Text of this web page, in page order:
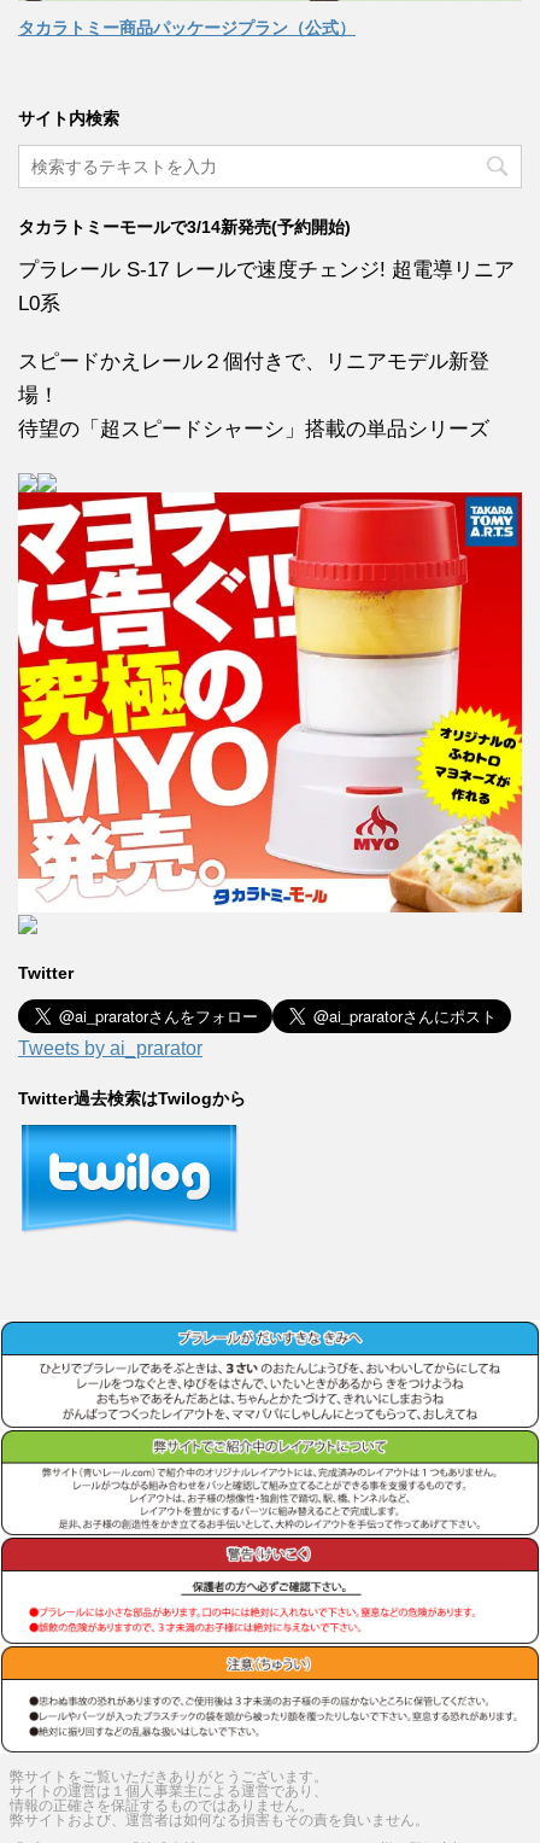
タカラトミー商品パッケージプラン（公式）
サイト内検索
タカラトミーモールで3/14新発売(予約開始)
プラレール S-17 レールで速度チェンジ! 超電導リニア
L0系
スピードかえレール２個付きで、リニアモデル新登
場！
待望の「超スピードシャーシ」搭載の単品シリーズ
Twitter
Tweets by ai_prarator
Twitter過去検索はTwilogから
弊サイトをご覧いただきありがとうございます。
サイトの運営は１個人事業主による運営であり、
情報の正確さを保証するものではありません。
弊サイトおよび、運営者は如何なる損害もその責を負いません。